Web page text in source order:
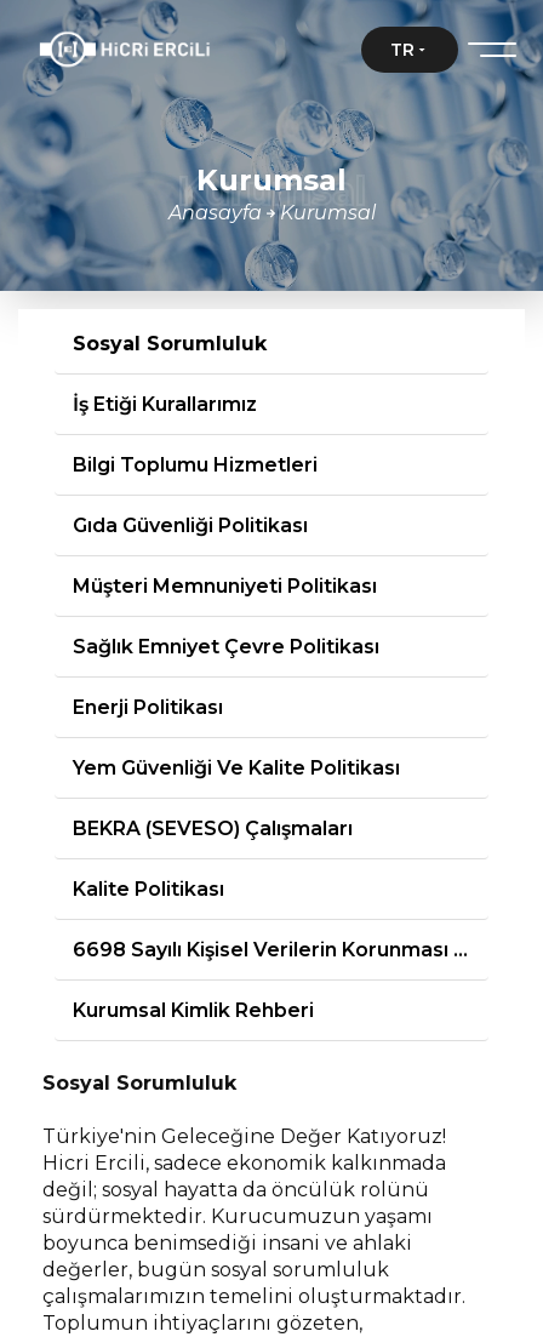
TR
Kurumsal
Anasayfa Kurumsal
Kurumsal
Sosyal Sorumluluk
İş Etiği Kurallarımız
Bilgi Toplumu Hizmetleri
Gıda Güvenliği Politikası
Müşteri Memnuniyeti Politikası
Sağlık Emniyet Çevre Politikası
Enerji Politikası
Yem Güvenliği Ve Kalite Politikası
BEKRA (SEVESO) Çalışmaları
Kalite Politikası
6698 Sayılı Kişisel Verilerin Korunması Kanunu
Kurumsal Kimlik Rehberi
Sosyal Sorumluluk
Türkiye'nin Geleceğine Değer Katıyoruz!
Hicri Ercili, sadece ekonomik kalkınmada
değil; sosyal hayatta da öncülük rolünü
sürdürmektedir. Kurucumuzun yaşamı
boyunca benimsediği insani ve ahlaki
değerler, bugün sosyal sorumluluk
çalışmalarımızın temelini oluşturmaktadır.
Toplumun ihtiyaçlarını gözeten,